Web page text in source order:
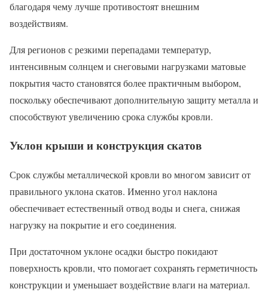
благодаря чему лучше противостоят внешним
воздействиям.
Для регионов с резкими перепадами температур,
интенсивным солнцем и снеговыми нагрузками матовые
покрытия часто становятся более практичным выбором,
поскольку обеспечивают дополнительную защиту металла и
способствуют увеличению срока службы кровли.
Уклон крыши и конструкция скатов
Срок службы металлической кровли во многом зависит от
правильного уклона скатов. Именно угол наклона
обеспечивает естественный отвод воды и снега, снижая
нагрузку на покрытие и его соединения.
При достаточном уклоне осадки быстро покидают
поверхность кровли, что помогает сохранять герметичность
конструкции и уменьшает воздействие влаги на материал.